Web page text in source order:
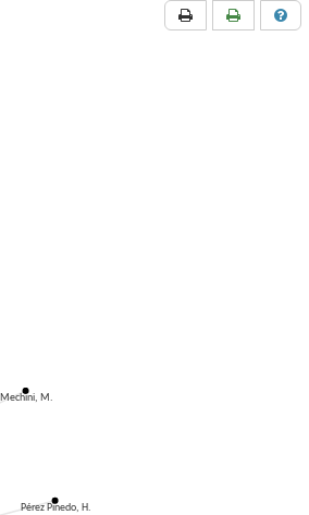
Mechini, M.
Pérez Pinedo, H.